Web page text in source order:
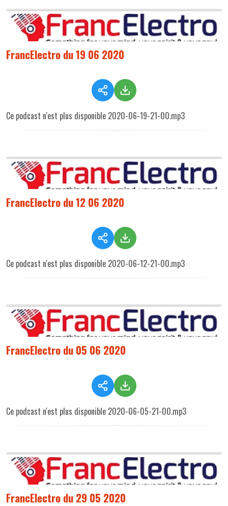
FrancElectro du 19 06 2020
Ce podcast n'est plus disponible 2020-06-19-21-00.mp3
FrancElectro du 12 06 2020
Ce podcast n'est plus disponible 2020-06-12-21-00.mp3
FrancElectro du 05 06 2020
Ce podcast n'est plus disponible 2020-06-05-21-00.mp3
FrancElectro du 29 05 2020